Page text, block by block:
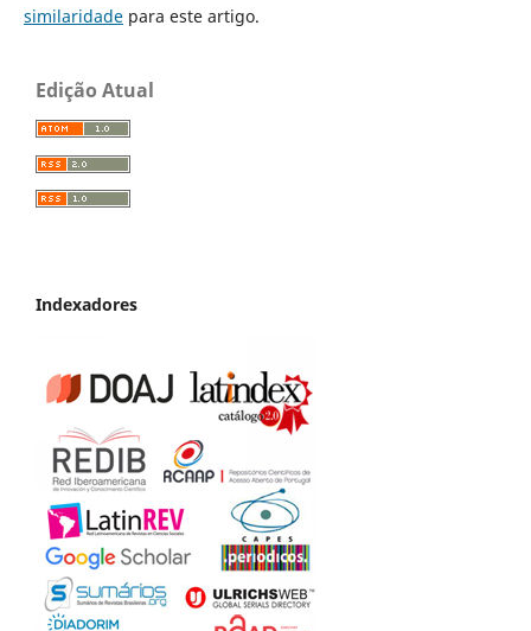
similaridadepara este artigo.
Edição Atual
Indexadores